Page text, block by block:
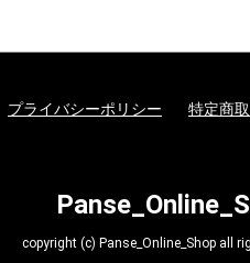
プライバシーポリシー 特定商
copyright (c) Panse_Online_Shop all